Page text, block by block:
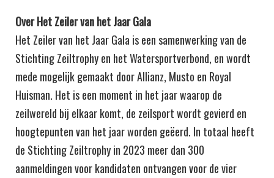
Over Het Zeiler van het Jaar Gala
Het Zeiler van het Jaar Gala is een samenwerking van de
Stichting Zeiltrophy en het Watersportverbond, en wordt
mede mogelijk gemaakt door Allianz, Musto en Royal
Huisman. Het is een moment in het jaar waarop de
zeilwereld bij elkaar komt, de zeilsport wordt gevierd en
hoogtepunten van het jaar worden geëerd. In totaal heeft
de Stichting Zeiltrophy in 2023 meer dan 300
aanmeldingen voor kandidaten ontvangen voor de vier